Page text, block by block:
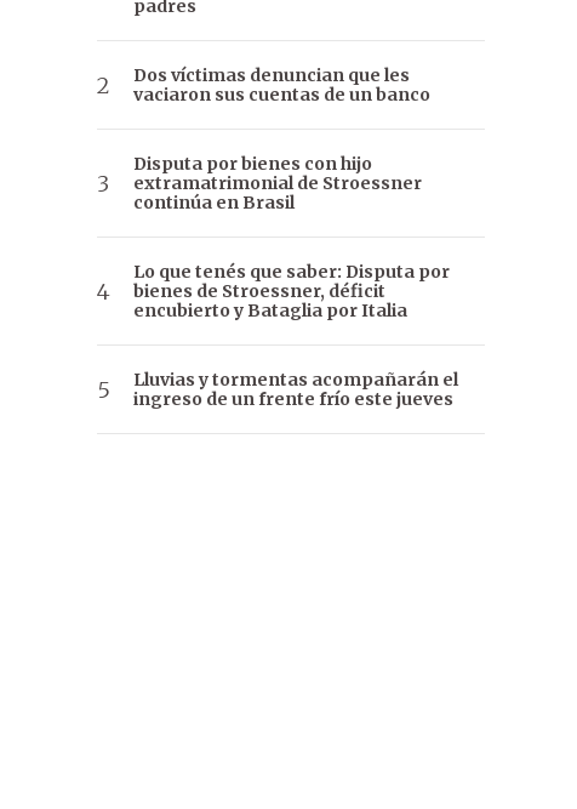
padres
Dos víctimas denuncian que les
vaciaron sus cuentas de un banco
Disputa por bienes con hijo
extramatrimonial de Stroessner
continúa en Brasil
Lo que tenés que saber: Disputa por
bienes de Stroessner, déficit
encubierto y Bataglia por Italia
Lluvias y tormentas acompañarán el
ingreso de un frente frío este jueves